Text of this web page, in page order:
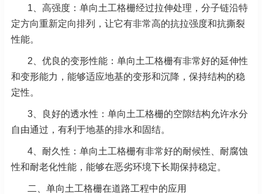
1、高强度：单向土工格栅经过拉伸处理，分子链沿特
定方向重新定向排列，让它有非常高的抗拉强度和抗撕裂
性能。
2、 优良的变形性能：单向土工格栅有非常好的延伸性
和变形能力，能够适应地基的变形和沉降，保持结构的稳
定性。
3、
良好的透水性：单向土工格栅的空隙结构允许水分
自由通过，有利于地基的排水和固结。
4、耐久性：单向土工格栅有非常好的耐候性、耐腐蚀
性和耐老化性能，能够在恶劣环境下长期保持稳定。
二、单向土工格栅在道路工程中的应用